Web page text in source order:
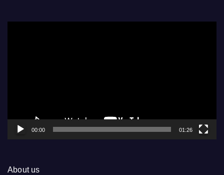
00:00 01:26
About us